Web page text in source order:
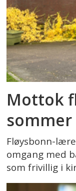
Mottok
sommer
Fløysbonn-
omgang med
som frivillig i